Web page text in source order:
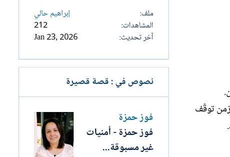
توقّف
ملف
إبراهيم حالي
المشاهدات
212
آخر تحديث
Jan 23, 2026
نصوص في : قصة قصيرة
فوز حمزة
فوز حمزة - أمنيات
غير مسبوقة...